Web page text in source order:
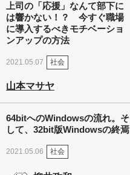
上司の「応援」なんて部下に
は響かない！？ 今すぐ職場
に導入するべきモチベーショ
ンアップの方法
2021.05.07 社会
山本マサヤ
64bitへのWindowsの流れ。そ
して、32bit版Windowsの終焉
2021.05.06 社会